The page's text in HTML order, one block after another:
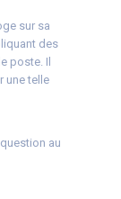
sur sa
des
poste. Il
une telle
au